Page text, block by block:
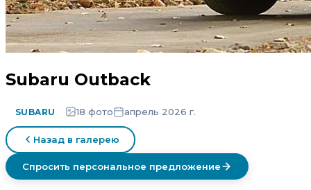
Subaru Outback
SUBARU 18 фото апрель 2026 г.
Назад в галерею
Спросить персональное предложение